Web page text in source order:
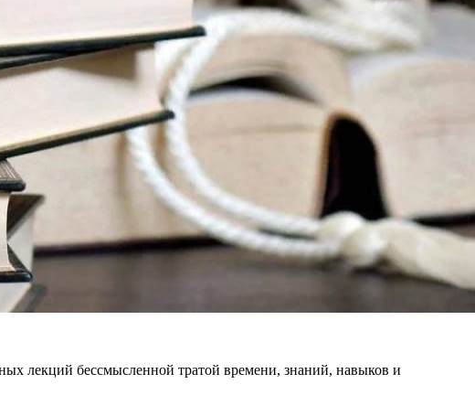
лекций бессмысленной тратой времени, знаний, навыков и